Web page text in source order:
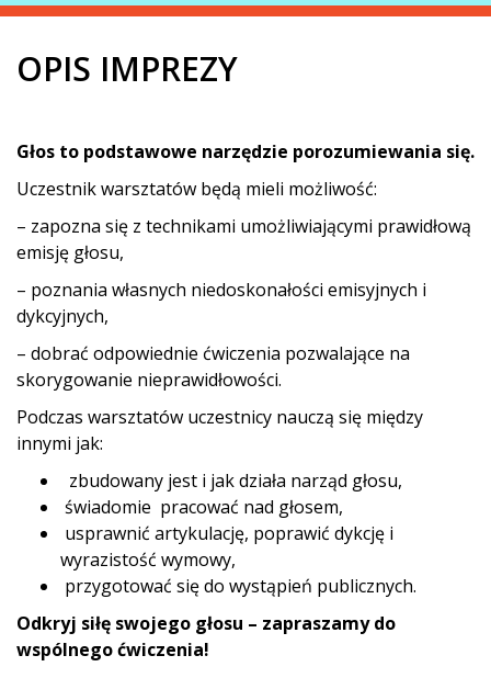
OPIS IMPREZY
Głos to podstawowe narzędzie porozumiewania się.
Uczestnik warsztatów będą mieli możliwość:
– zapozna się z technikami umożliwiającymi prawidłową
emisję głosu,
– poznania własnych niedoskonałości emisyjnych i
dykcyjnych,
– dobrać odpowiednie ćwiczenia pozwalające na
skorygowanie nieprawidłowości.
Podczas warsztatów uczestnicy nauczą się między
innymi jak:
zbudowany jest i jak działa narząd głosu,
świadomie pracować nad głosem,
usprawnić artykulację, poprawić dykcję i
wyrazistość wymowy,
przygotować się do wystąpień publicznych.
Odkryj siłę swojego głosu – zapraszamy do
wspólnego ćwiczenia!